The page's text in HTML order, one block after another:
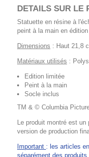
DETAILS SUR LE
Statuette en résine à
peint à la main en édition
Dimensions : Haut 21,8
Matériaux utilisés :
Edition limitée
Peint à la main
Socle inclus
TM & © Columbia
Le produit montré est
version de production
Important : les articles
séparément des